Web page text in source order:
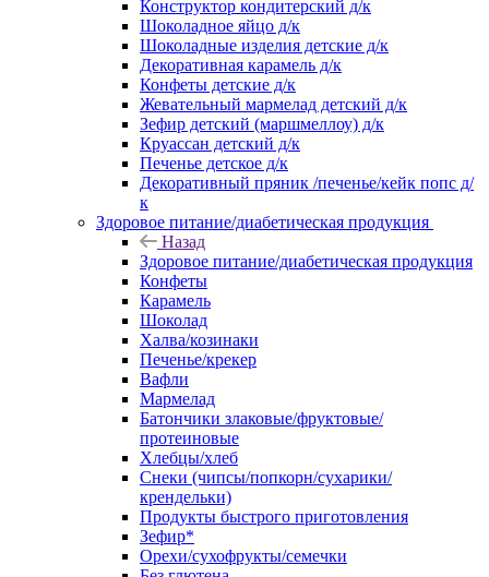
Конструктор кондитерский д/к
Шоколадное яйцо д/к
Шоколадные изделия детские д/к
Декоративная карамель д/к
Конфеты детские д/к
Жевательный мармелад детский д/к
Зефир детский (маршмеллоу) д/к
Круассан детский д/к
Печенье детское д/к
Декоративный пряник /печенье/кейк попс д/
к
Здоровое питание/диабетическая продукция
Назад
Здоровое питание/диабетическая продукция
Конфеты
Карамель
Шоколад
Халва/козинаки
Печенье/крекер
Вафли
Мармелад
Батончики злаковые/фруктовые/
протеиновые
Хлебцы/хлеб
Снеки (чипсы/попкорн/сухарики/
крендельки)
Продукты быстрого приготовления
Зефир*
Орехи/сухофрукты/семечки